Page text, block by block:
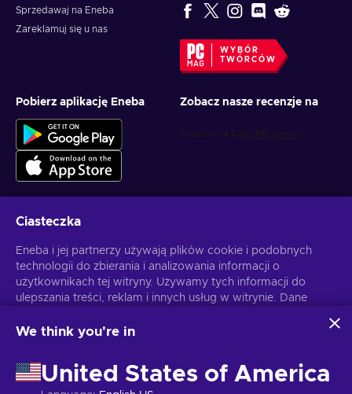
Sprzedawaj na Eneba
Zareklamuj się u nas
WYBÓR
TWÓRCÓW
Pobierz aplikację Eneba Zobacz nasze recenzje na
Subskrybuj
Możesz anulować subskrypcję w dowolnej chwili. Sprawdź Politykę
Ciasteczka
Eneba i jej partnerzy używają plików cookie i podobnych
technologii do zbierania i analizowania informacji o
użytkownikach tej witryny. Używamy tych informacji do
ulepszania treści, reklam i innych usług w witrynie. Dane
do personalizacji reklam.
korzystanie z tych technologii przez firmę Eneba i jej
partnerów. Zgodę można dostosować, klikając przycisk
We think you're in
United States of America